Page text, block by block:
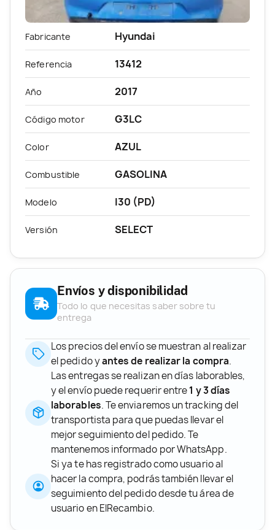
Fabricante Hyundai
Referencia 13412
Año 2017
Código motor G3LC
Color AZUL
Combustible GASOLINA
Modelo I30 (PD)
Versión SELECT
Envíos y disponibilidad
Todo lo que necesitas saber sobre tu
entrega
Los precios del envío se muestran al realizar
el pedido yantes de realizar la compra.
Las entregas se realizan en días laborables,
y el envío puede requerir entre1 y 3 días
laborables. Te enviaremos un tracking del
transportista para que puedas llevar el
mejor seguimiento del pedido. Te
mantenemos informado por WhatsApp.
Si ya te has registrado como usuario al
hacer la compra, podrás también llevar el
seguimiento del pedido desde tu área de
usuario en ElRecambio.